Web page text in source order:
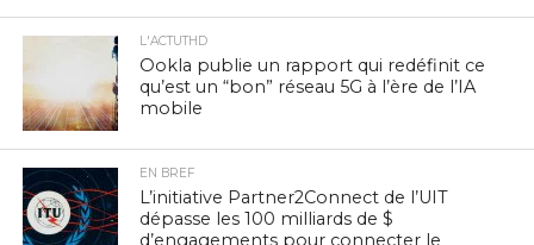
L'ACTUTHD
Ookla publie un rapport qui redéfinit ce
qu’est un “bon” réseau 5G à l’ère de l’IA
mobile
EN BREF
L’initiative Partner2Connect de l’UIT
dépasse les 100 milliards de $
d’engagements pour connecter le